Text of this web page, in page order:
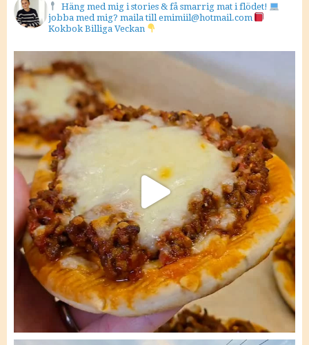
Häng med mig i stories & få smarrig mat i flödet!
jobba med mig? maila till emimiil@hotmail.com
Kokbok Billiga Veckan